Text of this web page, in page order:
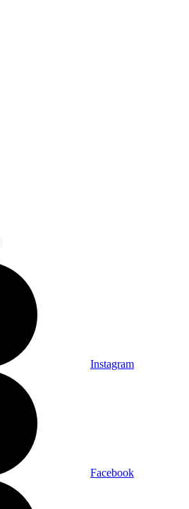
Instagram
Facebook